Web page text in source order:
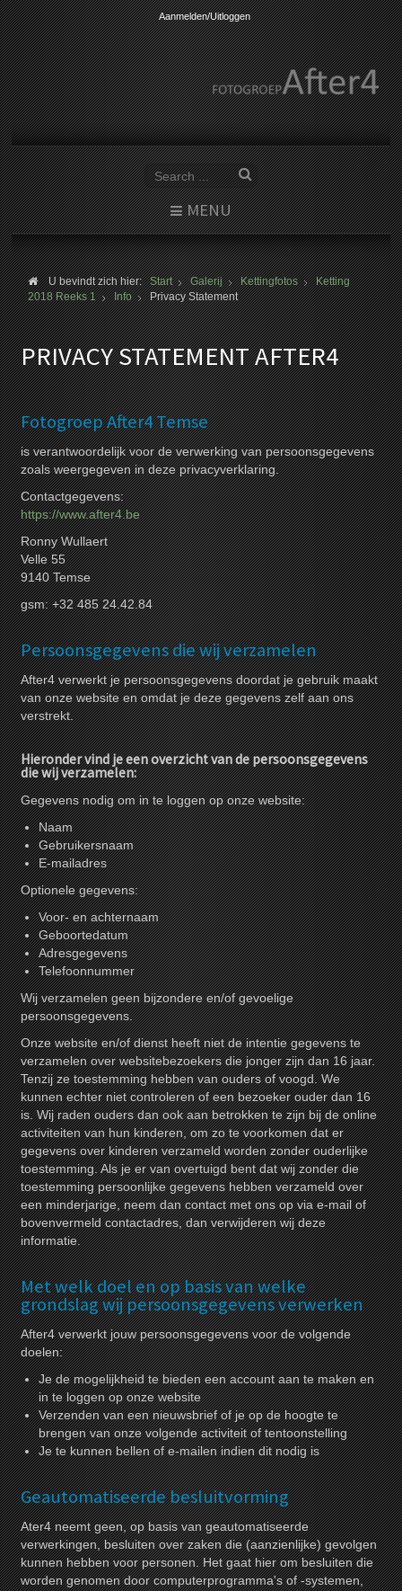
Aanmelden/Uitloggen
MENU
U bevindt zich hier:Start Galerij Kettingfotos
Ketting
2018 Reeks 1
Info Privacy Statement
PRIVACY STATEMENT AFTER4
Fotogroep After4 Temse
is verantwoordelijk voor de verwerking van persoonsgegevens
zoals weergegeven in deze privacyverklaring.
Contactgegevens:
https://www.after4.be
Ronny Wullaert
Velle 55
9140 Temse
gsm: +32 485 24.42.84
Persoonsgegevens die wij verzamelen
After4 verwerkt je persoonsgegevens doordat je gebruik maakt
van onze website en omdat je deze gegevens zelf aan ons
verstrekt.
Hieronder vind je een overzicht van de persoonsgegevens
die wij verzamelen:
Gegevens nodig om in te loggen op onze website:
Naam
Gebruikersnaam
E-mailadres
Optionele gegevens:
Voor- en achternaam
Geboortedatum
Adresgegevens
Telefoonnummer
Wij verzamelen geen bijzondere en/of gevoelige
persoonsgegevens.
Onze website en/of dienst heeft niet de intentie gegevens te
verzamelen over websitebezoekers die jonger zijn dan 16 jaar.
Tenzij ze toestemming hebben van ouders of voogd. We
kunnen echter niet controleren of een bezoeker ouder dan 16
is. Wij raden ouders dan ook aan betrokken te zijn bij de online
activiteiten van hun kinderen, om zo te voorkomen dat er
gegevens over kinderen verzameld worden zonder ouderlijke
toestemming. Als je er van overtuigd bent dat wij zonder die
toestemming persoonlijke gegevens hebben verzameld over
een minderjarige, neem dan contact met ons op via e-mail of
bovenvermeld contactadres, dan verwijderen wij deze
informatie.
Met welk doel en op basis van welke
grondslag wij persoonsgegevens verwerken
After4 verwerkt jouw persoonsgegevens voor de volgende
doelen:
Je de mogelijkheid te bieden een account aan te maken en
in te loggen op onze website
Verzenden van een nieuwsbrief of je op de hoogte te
brengen van onze volgende activiteit of tentoonstelling
Je te kunnen bellen of e-mailen indien dit nodig is
Geautomatiseerde besluitvorming
Ater4 neemt geen, op basis van geautomatiseerde
verwerkingen, besluiten over zaken die (aanzienlijke) gevolgen
kunnen hebben voor personen. Het gaat hier om besluiten die
worden genomen door computerprogramma's of -systemen,